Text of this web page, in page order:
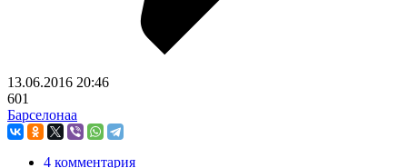
13.06.2016 20:46
601
Барселонаа
4 комментария